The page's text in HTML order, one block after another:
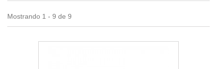
Mostrando 1 - 9 de 9